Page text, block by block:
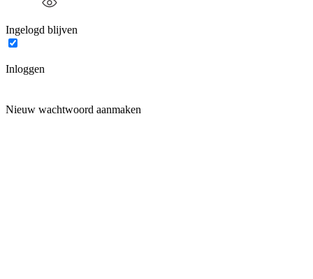
Ingelogd blijven
Inloggen
Nieuw wachtwoord aanmaken